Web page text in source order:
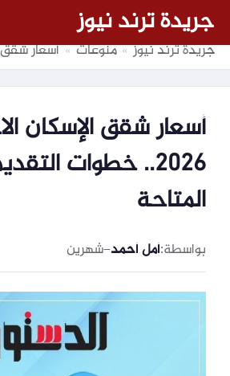
جريدة ترند نيوز
جريدة ترند نيوز » منوعات » أسعار شقق الإسكان
أسعار شقق الإسكان
2026.. خطوات
المتاحة
بواسطة:أمل أحمد–شهرين